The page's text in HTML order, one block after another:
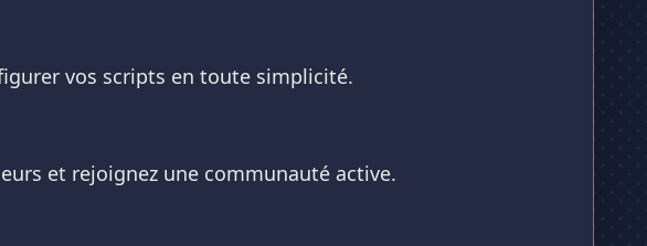
vos scripts en toute simplicité.
et rejoignez une communauté active.